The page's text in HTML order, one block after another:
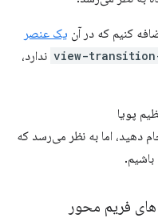
کنیم که در آن یک عنصر
view-transition- ندارد،
پویا
دهید، اما به نظر می‌رسد که
باشیم.